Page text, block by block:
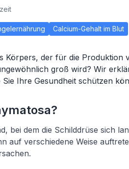
Calcium-Gehalt im Blut
Körpers, der für die Produktion
groß wird? Wir
Ihre Gesundheit schützen
bei dem die Schilddrüse sich
auf verschiedene Weise